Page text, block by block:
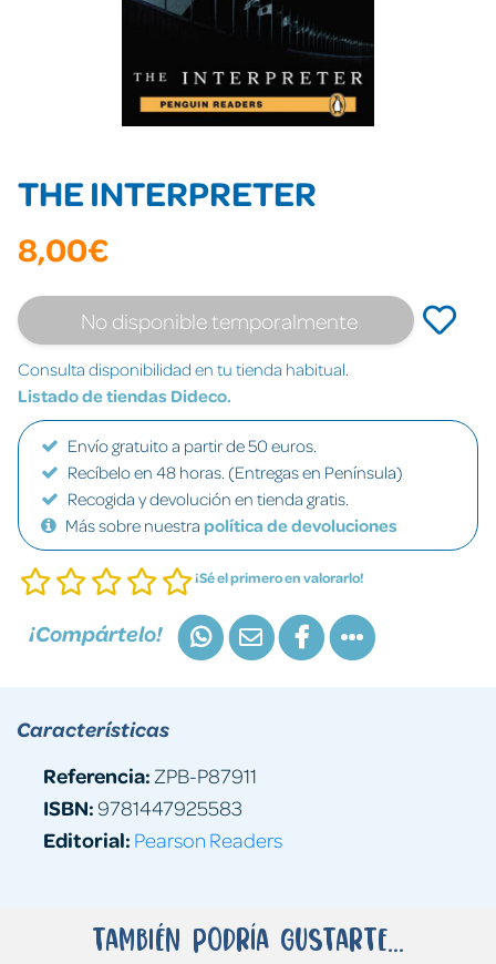
THE INTERPRETER
8,00€
No disponible temporalmente
Consulta disponibilidad en tu tienda habitual.
Listado de tiendas Dideco.
Envío gratuito a partir de 50 euros.
Recíbelo en 48 horas. (Entregas en Península)
Recogida y devolución en tienda gratis.
Más sobre nuestra política de devoluciones
¡Sé el primero en valorarlo!
¡Compártelo!
Características
Referencia: ZPB-P87911
ISBN:9781447925583
Editorial: Pearson Readers
También podría gustarte...